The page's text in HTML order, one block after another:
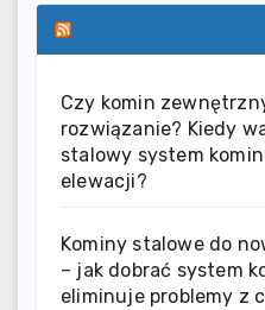
Czy komin
rozwiązanie? Kiedy
stalowy system
elewacji?
Kominy stalowe do
– jak dobrać system
eliminuje problemy z